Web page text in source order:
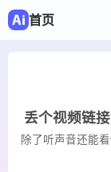
首页
丢个视频链
除了听声音还能